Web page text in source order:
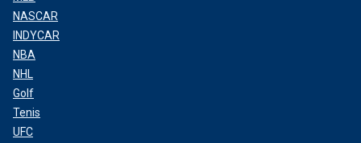
NASCAR
INDYCAR
NBA
NHL
Golf
Tenis
UFC